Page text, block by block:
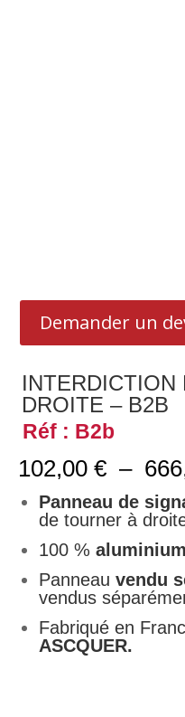
Demander un
INTERDICTION
DROITE – B2B
Réf : B2b
102,00€ –
Panneau de
de tourner à
100 %
Panneau vendu
vendus
Fabriqué en
ASCQUER.